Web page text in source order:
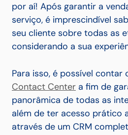
por aí! Após garantir a
serviço, é imprescindível
seu cliente sobre todas as
considerando a sua
Para isso, é possível
Contact Center a fim de
panorâmica de todas as
além de ter acesso prático
através de um CRM